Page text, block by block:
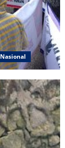
Nasional